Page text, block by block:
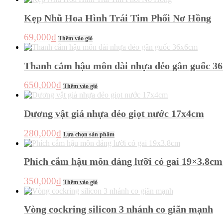
150,000₫.
là:
Kẹp Nhũ Hoa Hình Trái Tim Phối Nơ Hồng
69,000₫ Thêm vào giỏ
Thanh cắm hậu môn dài nhựa dẻo gân guốc
650,000₫ Thêm vào giỏ
Dương vật giả nhựa dẻo giọt nước 17x4cm
280,000₫ Lựa chọn sản phẩm
phẩm
này
có
nhiều
Các
chọn
Phích cắm hậu môn dáng lưỡi có gai 19×3.8cm
350,000₫ Thêm vào giỏ
Vòng cockring silicon 3 nhánh co giãn mạnh